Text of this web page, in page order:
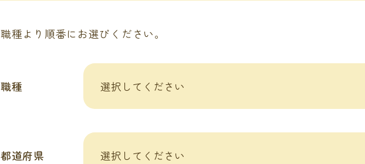
職種より順番にお選びください。
職種
都道府県